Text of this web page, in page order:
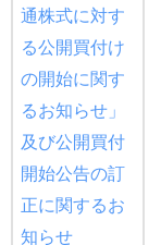
通株式に対す
る公開買付け
の開始に関す
るお知らせ」
及び公開買付
開始公告の訂
正に関するお
知らせ